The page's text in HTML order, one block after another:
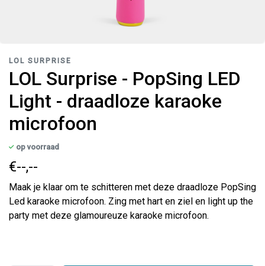
LOL SURPRISE
LOL Surprise - PopSing LED
Light - draadloze karaoke
microfoon
op voorraad
€--,--
Maak je klaar om te schitteren met deze draadloze PopSing
Led karaoke microfoon. Zing met hart en ziel en light up the
party met deze glamoureuze karaoke microfoon.